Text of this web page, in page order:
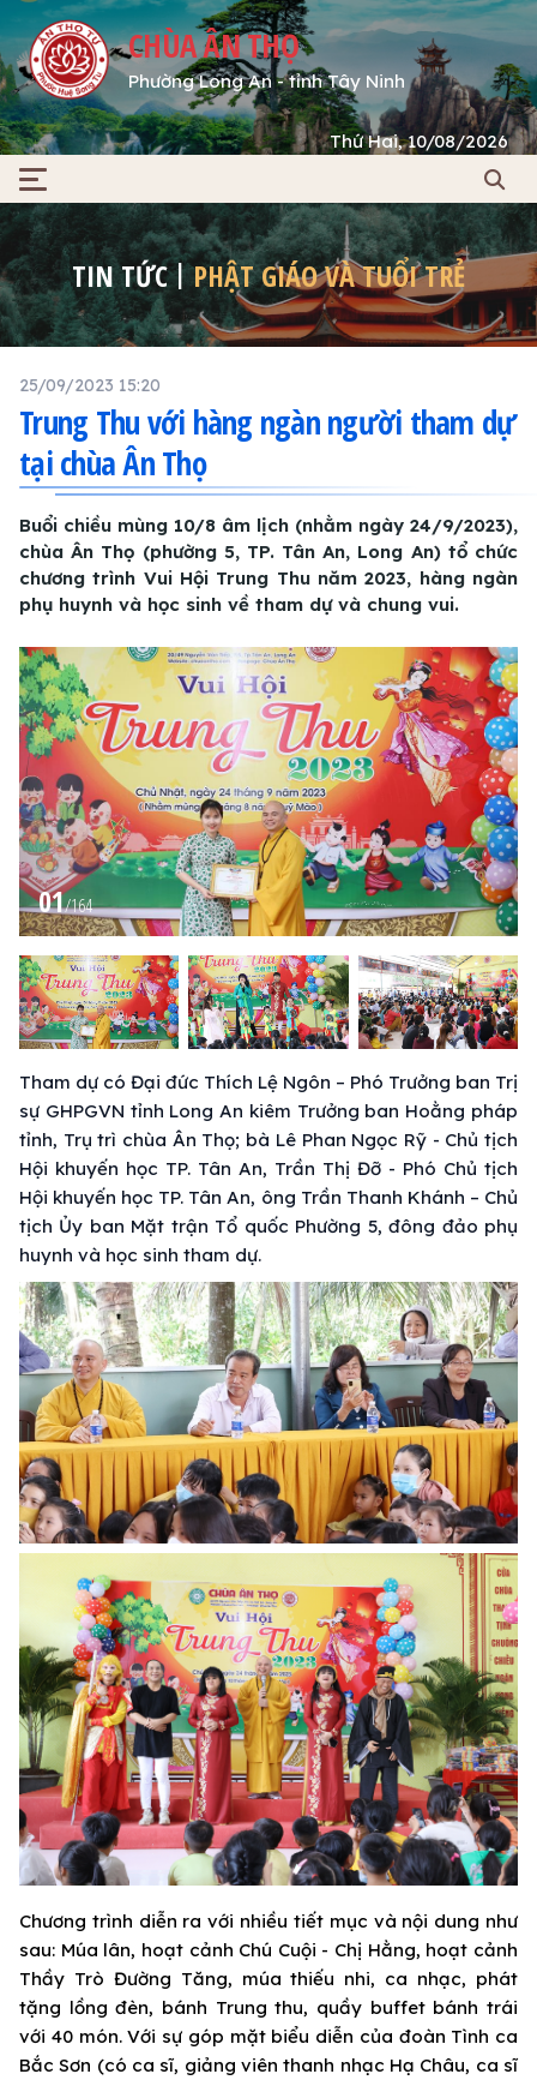
CHÙA ÂN THỌ
Phường Long An - tỉnh Tây Ninh
Thứ Hai, 10/08/2026
TIN TỨC PHẬT GIÁO VÀ TUỔI TRẺ
25/09/2023 15:20
Trung Thu với hàng ngàn người tham dự
tại chùa Ân Thọ
Buổi chiều mùng 10/8 âm lịch (nhằm ngày 24/9/2023),
chùa Ân Thọ (phường 5, TP. Tân An, Long An) tổ chức
chương trình Vui Hội Trung Thu năm 2023, hàng ngàn
phụ huynh và học sinh về tham dự và chung vui.
01/164
Tham dự có Đại đức Thích Lệ Ngôn – Phó Trưởng ban Trị
sự GHPGVN tỉnh Long An kiêm Trưởng ban Hoằng pháp
tỉnh, Trụ trì chùa Ân Thọ; bà Lê Phan Ngọc Rỹ - Chủ tịch
Hội khuyến học TP. Tân An, Trần Thị Đỡ - Phó Chủ tịch
Hội khuyến học TP. Tân An, ông Trần Thanh Khánh – Chủ
tịch Ủy ban Mặt trận Tổ quốc Phường 5, đông đảo phụ
huynh và học sinh tham dự.
Chương trình diễn ra với nhiều tiết mục và nội dung như
sau: Múa lân, hoạt cảnh Chú Cuội - Chị Hằng, hoạt cảnh
Thầy Trò Đường Tăng, múa thiếu nhi, ca nhạc, phát
tặng lồng đèn, bánh Trung thu, quầy buffet bánh trái
với 40 món. Với sự góp mặt biểu diễn của đoàn Tình ca
Bắc Sơn (có ca sĩ, giảng viên thanh nhạc Hạ Châu, ca sĩ